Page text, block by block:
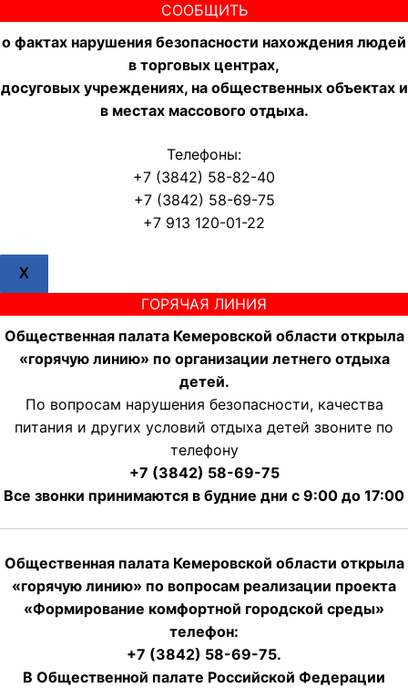
СООБЩИТЬ
о фактах нарушения безопасности нахождения людей
в торговых центрах,
досуговых учреждениях, на общественных объектах и
в местах массового отдыха.
Телефоны:
+7 (3842) 58-82-40
+7 (3842) 58-69-75
+7 913 120-01-22
X
ГОРЯЧАЯ ЛИНИЯ
Общественная палата Кемеровской области открыла
«горячую линию» по организации летнего отдыха
детей.
По вопросам нарушения безопасности, качества
питания и других условий отдыха детей звоните по
телефону
+7 (3842) 58-69-75
Все звонки принимаются в будние дни с 9:00 до 17:00
Общественная палата Кемеровской области открыла
«горячую линию» по вопросам реализации проекта
«Формирование комфортной городской среды»
телефон:
+7 (3842) 58-69-75.
В Общественной палате Российской Федерации